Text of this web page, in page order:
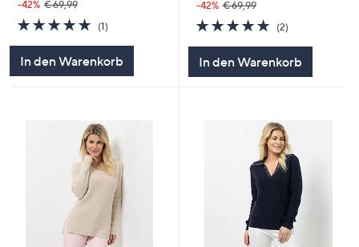
-42% € 69,99
5.0
von
(1)1
In den Warenkorb
-42% € 69,99
5.0
von
(2)
In den Warenkorb